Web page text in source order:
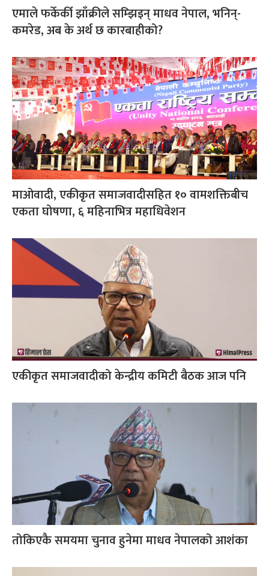
एमाले फर्केर्की झाँक्रीले सम्झिइन् माधव नेपाल, भनिन्-
कमरेड, अब के अर्थ छ कारबाहीको?
माओवादी, एकीकृत समाजवादीसहित १० वामशक्तिबीच
एकता घोषणा, ६ महिनाभित्र महाधिवेशन
एकीकृत समाजवादीको केन्द्रीय कमिटी बैठक आज पनि
तोकिएकै समयमा चुनाव हुनेमा माधव नेपालको आशंका